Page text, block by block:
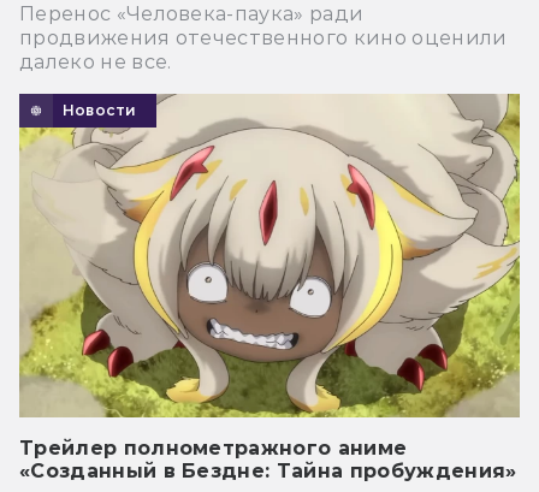
Перенос «Человека-паука» ради
продвижения отечественного кино оценили
далеко не все.
Новости
Трейлер полнометражного аниме
«Созданный в Бездне: Тайна пробуждения»